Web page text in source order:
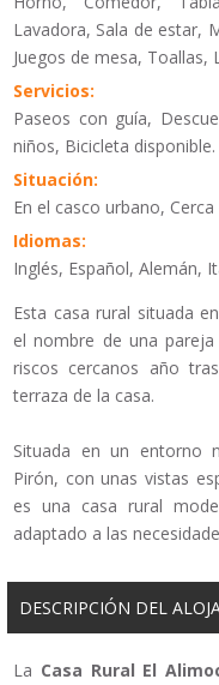
Lavadora, Sala de estar,
Juegos de mesa, Toallas,
Servicios:
Paseos con guía,
niños, Bicicleta disponible.
Situación:
En el casco urbano,
Idiomas:
Inglés, Español, Alemán,
Esta casa rural situada
el nombre de una
riscos cercanos año
terraza de la casa.
Situada en un entorno
Pirón, con unas vistas
es una casa rural
adaptado a las
DESCRIPCIÓN DEL
La Casa Rural El